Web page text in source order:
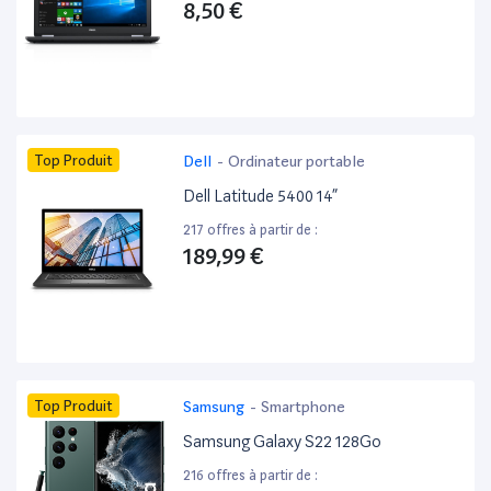
8,50 €
Top Produit Dell - Ordinateur portable
Dell Latitude 5400 14”
217 offres à partir de :
189,99 €
Top Produit Samsung - Smartphone
Samsung Galaxy S22 128Go
216 offres à partir de :